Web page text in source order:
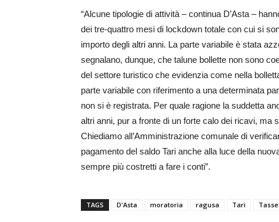
“Alcune tipologie di attività – continua D’Asta –
dei tre-quattro mesi di lockdown totale con cui si
importo degli altri anni. La parte variabile è stata
segnalano, dunque, che talune bollette non sono
del settore turistico che evidenzia come nella
parte variabile con riferimento a una determinata
non si è registrata. Per quale ragione la suddetta
altri anni, pur a fronte di un forte calo dei ricavi,
Chiediamo all’Amministrazione comunale di
pagamento del saldo Tari anche alla luce della
sempre più costretti a fare i conti”.
TAGS D'Asta moratoria ragusa Tari Tasse